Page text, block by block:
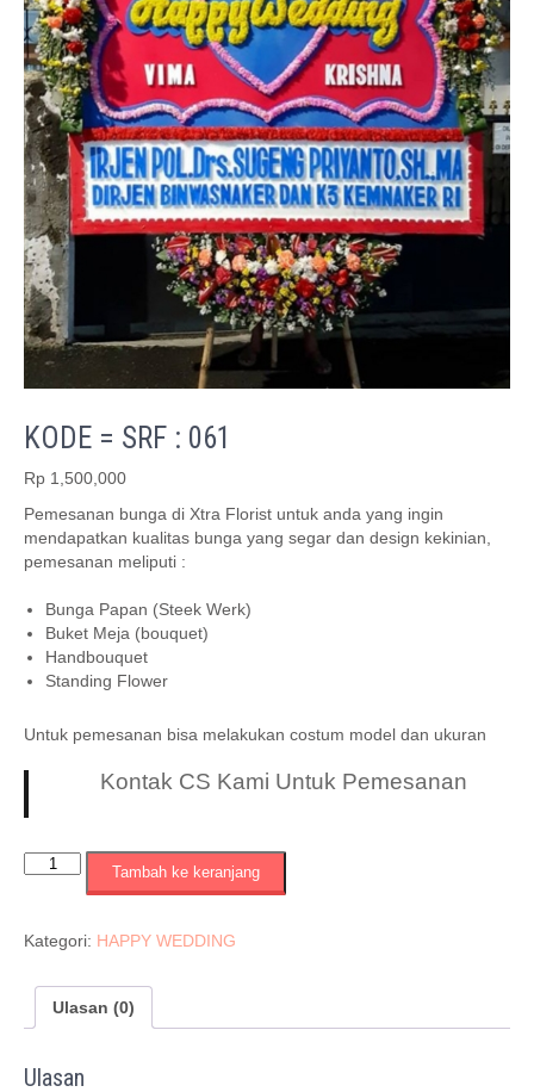
KODE = SRF : 061
Rp 1,500,000
Pemesanan bunga di Xtra Florist untuk anda yang ingin
mendapatkan kualitas bunga yang segar dan design kekinian,
pemesanan meliputi :
Bunga Papan (Steek Werk)
Buket Meja (bouquet)
Handbouquet
Standing Flower
Untuk pemesanan bisa melakukan costum model dan ukuran
Kontak CS Kami Untuk Pemesanan
Kuantitas
SRF
Tambah ke keranjang
Kategori: HAPPY WEDDING
Ulasan (0)
Ulasan